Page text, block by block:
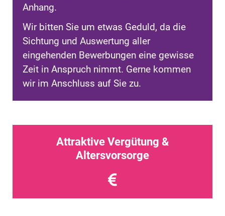
Anhang.
Wir bitten Sie um etwas Geduld, da die
Sichtung und Auswertung aller
eingehenden Bewerbungen eine gewisse
Zeit in Anspruch nimmt. Gerne kommen
wir im Anschluss auf Sie zu.
Attraktive Vergütung &
Altersvorsorge